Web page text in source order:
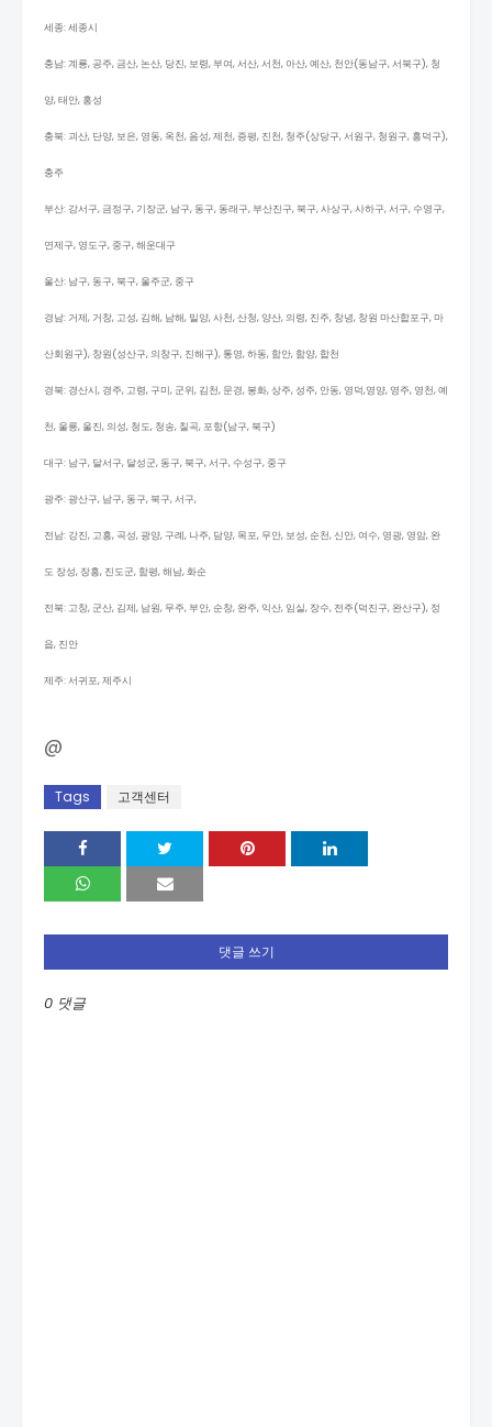
세종: 세종시
충남: 계룡, 공주, 금산, 논산, 당진, 보령, 부여, 서산, 서천, 아산, 예산, 천안(동남구, 서북구), 청
양, 태안, 홍성
충북: 괴산, 단양, 보은, 영동, 옥천, 음성, 제천, 증평, 진천, 청주(상당구, 서원구, 청원구, 흥덕구),
충주
부산: 강서구, 금정구, 기장군, 남구, 동구, 동래구, 부산진구, 북구, 사상구, 사하구, 서구, 수영구,
연제구, 영도구, 중구, 해운대구
울산: 남구, 동구, 북구, 울주군, 중구
경남: 거제, 거창, 고성, 김해, 남해, 밀양, 사천, 산청, 양산, 의령, 진주, 창녕, 창원 마산합포구, 마
산회원구), 창원(성산구, 의창구, 진해구), 통영, 하동, 함안, 함양, 합천
경북: 경산시, 경주, 고령, 구미, 군위, 김천, 문경, 봉화, 상주, 성주, 안동, 영덕,영양, 영주, 영천, 예
천, 울릉, 울진, 의성, 청도, 청송, 칠곡, 포항(남구, 북구)
대구: 남구, 달서구, 달성군, 동구, 북구, 서구, 수성구, 중구
광주: 광산구, 남구, 동구, 북구, 서구,
전남: 강진, 고흥, 곡성, 광양, 구례, 나주, 담양, 목포, 무안, 보성, 순천, 신안, 여수, 영광, 영암, 완
도 장성, 장흥, 진도군, 함평, 해남, 화순
전북: 고창, 군산, 김제, 남원, 무주, 부안, 순창, 완주, 익산, 임실, 장수, 전주(덕진구, 완산구), 정
읍, 진안
제주: 서귀포, 제주시
@
Tags 고객센터
댓글 쓰기
0 댓글